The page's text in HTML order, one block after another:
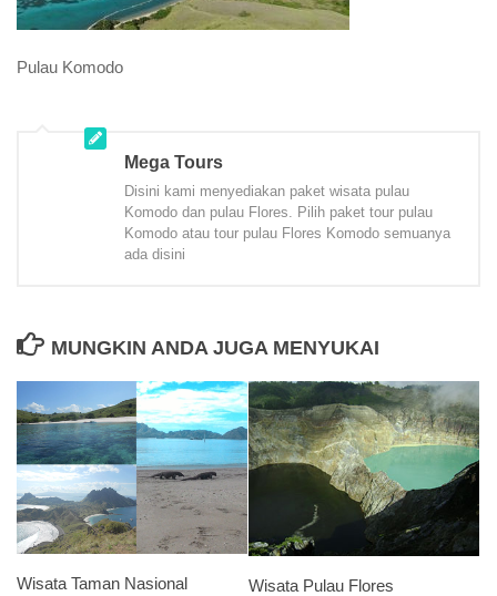
Pulau Komodo
Mega Tours
Disini kami menyediakan paket wisata pulau
Komodo dan pulau Flores. Pilih paket tour pulau
Komodo atau tour pulau Flores Komodo semuanya
ada disini
MUNGKIN ANDA JUGA MENYUKAI
Wisata Taman Nasional
Wisata Pulau Flores